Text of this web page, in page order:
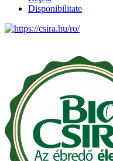
Disponibilitate